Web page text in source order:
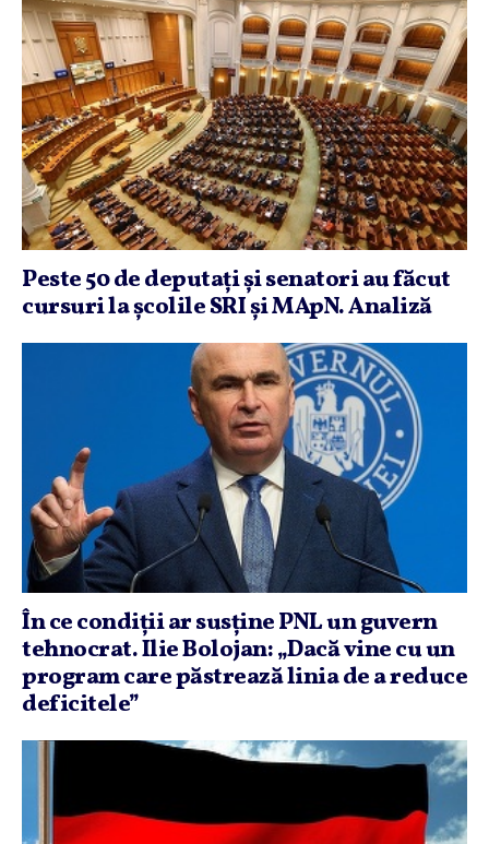
Peste 50 de deputaţi şi senatori au făcut
cursuri la şcolile SRI şi MApN. Analiză
În ce condiţii ar susţine PNL un guvern
tehnocrat. Ilie Bolojan: „Dacă vine cu un
program care păstrează linia de a reduce
deficitele”